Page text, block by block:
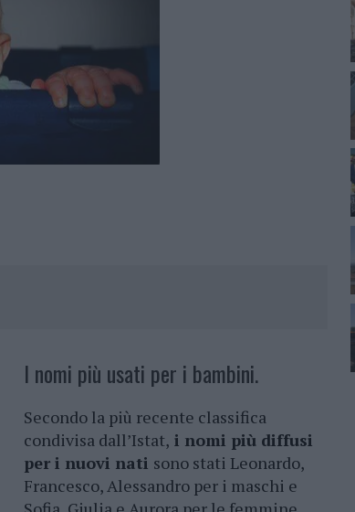
I nomi più usati per i bambini.
Secondo la più recente classifica
condivisa dall’Istat, i nomi più diffusi
per i nuovi nati sono stati Leonardo,
Francesco, Alessandro per i maschi e